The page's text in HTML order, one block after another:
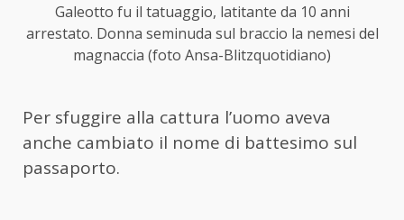
Galeotto fu il tatuaggio, latitante da 10 anni
arrestato. Donna seminuda sul braccio la nemesi del
magnaccia (foto Ansa-Blitzquotidiano)
Per sfuggire alla cattura l’uomo aveva
anche cambiato il nome di battesimo sul
passaporto.